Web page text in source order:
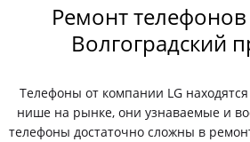
Ремонт
Волгоградский
Телефоны от компании LG
нише на рынке, они узнаваемые и
телефоны достаточно сложны в